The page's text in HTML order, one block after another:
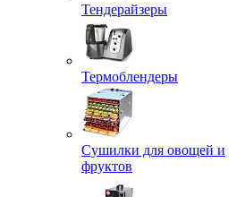
Тендерайзеры
Термоблендеры
Сушилки для овощей и
фруктов